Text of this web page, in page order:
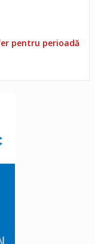
pentru perioadă